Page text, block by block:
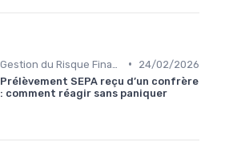
•
24/02/2026
Prélèvement SEPA reçu d’un confrère
: comment réagir sans paniquer